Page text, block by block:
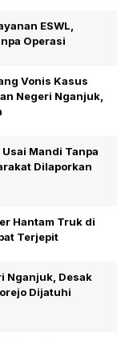
ESWL,
Operasi
Vonis Kasus
Negeri Nganjuk,
Mandi Tanpa
Dilaporkan
Hantam Truk di
Terjepit
Nganjuk, Desak
Dijatuhi